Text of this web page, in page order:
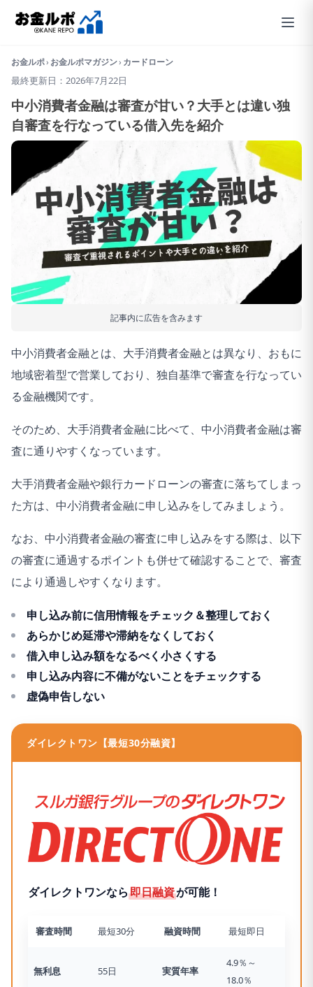
お金ルポ› お金ルポマガジン› カードローン
最終更新日：2026年7月22日
中小消費者金融は審査が甘い？大手とは違い独
自審査を行なっている借入先を紹介
記事内に広告を含みます
中小消費者金融とは、大手消費者金融とは異なり、おもに
地域密着型で営業しており、独自基準で審査を行なってい
る金融機関です。
そのため、大手消費者金融に比べて、中小消費者金融は審
査に通りやすくなっています。
大手消費者金融や銀行カードローンの審査に落ちてしまっ
た方は、中小消費者金融に申し込みをしてみましょう。
なお、中小消費者金融の審査に申し込みをする際は、以下
の審査に通過するポイントも併せて確認することで、審査
により通過しやすくなります。
申し込み前に信用情報をチェック＆整理しておく
あらかじめ延滞や滞納をなくしておく
借入申し込み額をなるべく小さくする
申し込み内容に不備がないことをチェックする
虚偽申告しない
ダイレクトワン【最短30分融資】
ダイレクトワンなら即日融資が可能！
審査時間 最短30分 融資時間 最短即日
無利息 55日 実質年率
4.9％～
18.0％